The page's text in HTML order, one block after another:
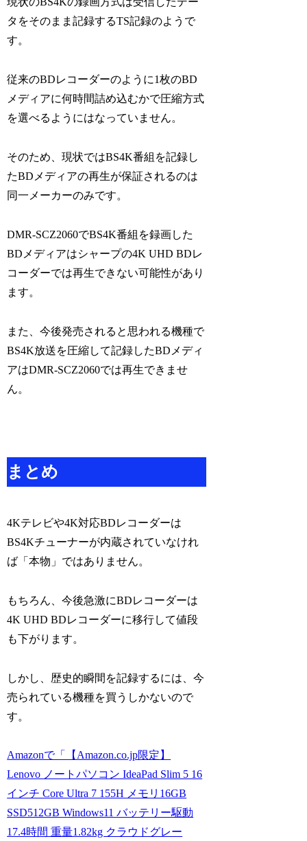
タをそのまま記録するTS記録のようで
す。
従来のBDレコーダーのように1枚のBD
メディアに何時間詰め込むかで圧縮方式
を選べるようにはなっていません。
そのため、現状ではBS4K番組を記録し
たBDメディアの再生が保証されるのは
同一メーカーのみです。
DMR-SCZ2060でBS4K番組を録画した
BDメディアはシャープの4K UHD BDレ
コーダーでは再生できない可能性があり
ます。
また、今後発売されると思われる機種で
BS4K放送を圧縮して記録したBDメディ
アはDMR-SCZ2060では再生できませ
ん。
まとめ
4Kテレビや4K対応BDレコーダーは
BS4Kチューナーが内蔵されていなけれ
ば「本物」ではありません。
もちろん、今後急激にBDレコーダーは
4K UHD BDレコーダーに移行して値段
も下がります。
しかし、歴史的瞬間を記録するには、今
売られている機種を買うしかないので
す。
Amazonで「【Amazon.co.jp限定】
Lenovo ノートパソコン IdeaPad Slim 5 16
インチ Core Ultra 7 155H メモリ16GB
SSD512GB Windows11 バッテリー駆動
17.4時間 重量1.82kg クラウドグレー